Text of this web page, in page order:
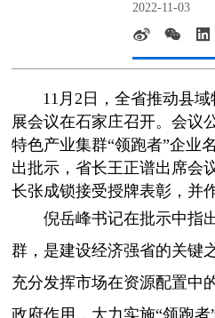
2022-11-03
11月2日，全省推动县域
展会议在石家庄召开。会议
特色产业集群“领跑者”企业
出批示，省长王正谱出席会
长张成锁接受授牌表彰，并
倪岳峰书记在批示中指
群，是建设经济强省的关键
充分发挥市场在资源配置中
政府作用，大力实施“领跑